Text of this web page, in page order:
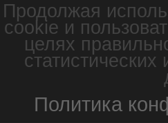
Продолжая
cookie и
целях
Политика